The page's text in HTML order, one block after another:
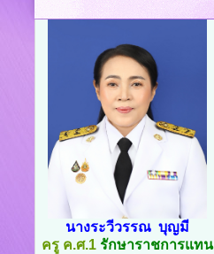
นางระวีวรรณ บุญมี
ครู ค.ศ.1 รักษาราชการแทน